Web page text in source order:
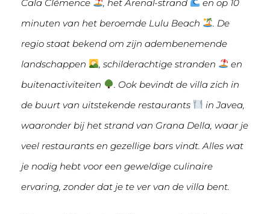
Cala Clémence
, het Arenal-strand
en op 10
minuten van het beroemde Lulu Beach
. De
regio staat bekend om zijn adembenemende
landschappen
, schilderachtige stranden
en
buitenactiviteiten
. Ook bevindt de villa zich in
de buurt van uitstekende restaurants
in Javea,
waaronder bij het strand van Grana Della, waar je
veel restaurants en gezellige bars vindt. Alles wat
je nodig hebt voor een geweldige culinaire
ervaring, zonder dat je te ver van de villa bent.